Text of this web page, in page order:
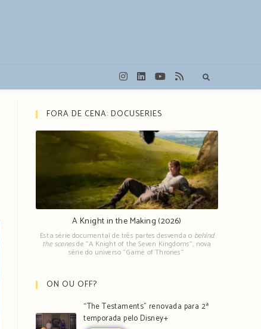
FORA DE CENA: DOCUSERIES
A Knight in the Making (2026)
Esta série documental de três partes desvenda o behind
the scenesde "A Knight of the Seven Kingdoms", nova
série do universo "Game of Thrones".
ON OU OFF?
“The Testaments” renovada para 2ª
temporada pelo Disney+